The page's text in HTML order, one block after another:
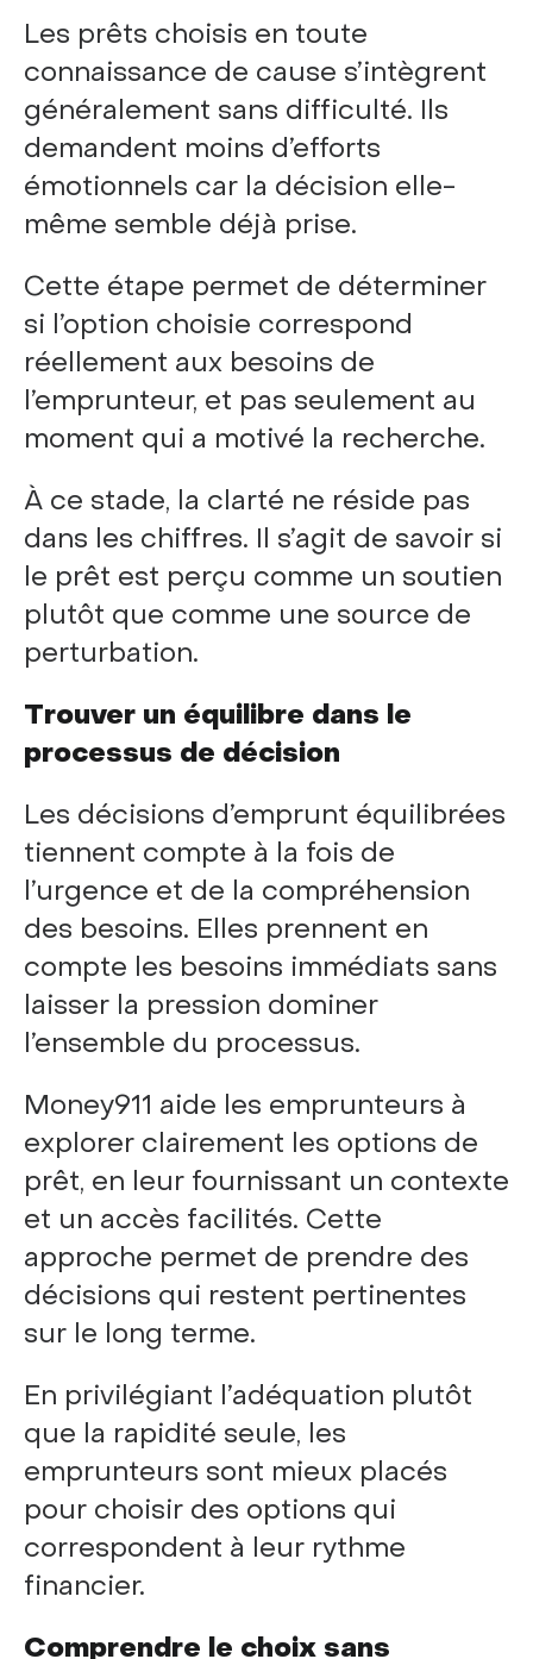
Les prêts choisis en toute
connaissance de cause s’intègrent
généralement sans difficulté. Ils
demandent moins d’efforts
émotionnels car la décision elle-
même semble déjà prise.
Cette étape permet de déterminer
si l’option choisie correspond
réellement aux besoins de
l’emprunteur, et pas seulement au
moment qui a motivé la recherche.
À ce stade, la clarté ne réside pas
dans les chiffres. Il s’agit de savoir si
le prêt est perçu comme un soutien
plutôt que comme une source de
perturbation.
Trouver un équilibre dans le
processus de décision
Les décisions d’emprunt équilibrées
tiennent compte à la fois de
l’urgence et de la compréhension
des besoins. Elles prennent en
compte les besoins immédiats sans
laisser la pression dominer
l’ensemble du processus.
Money911 aide les emprunteurs à
explorer clairement les options de
prêt, en leur fournissant un contexte
et un accès facilités. Cette
approche permet de prendre des
décisions qui restent pertinentes
sur le long terme.
En privilégiant l’adéquation plutôt
que la rapidité seule, les
emprunteurs sont mieux placés
pour choisir des options qui
correspondent à leur rythme
financier.
Comprendre le choix sans